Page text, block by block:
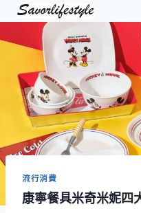
Skip
content
流行消費
康寧餐具米奇米妮四